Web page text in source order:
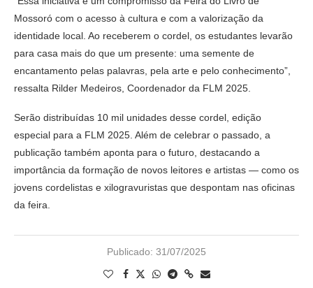
Mossoró com o acesso à cultura e com a valorização da
identidade local. Ao receberem o cordel, os estudantes levarão
para casa mais do que um presente: uma semente de
encantamento pelas palavras, pela arte e pelo conhecimento”,
ressalta Rilder Medeiros, Coordenador da FLM 2025.
Serão distribuídas 10 mil unidades desse cordel, edição
especial para a FLM 2025. Além de celebrar o passado, a
publicação também aponta para o futuro, destacando a
importância da formação de novos leitores e artistas — como os
jovens cordelistas e xilogravuristas que despontam nas oficinas
da feira.
Publicado: 31/07/2025